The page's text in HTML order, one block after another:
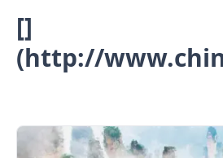
[]
(http://